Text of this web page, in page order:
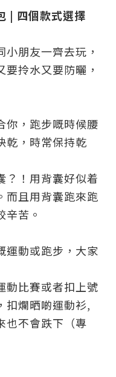
| 四個款式選擇
朋友一齊去玩，
拎水又要防曬，
你，跑步嘅時候腰
乾，時常保持乾
？！用背囊好似着
而且用背囊跑來跑
苦。
運動或跑步，大家
動比賽或者扣上號
扣爛晒啲運動衫,
也不會跌下（專